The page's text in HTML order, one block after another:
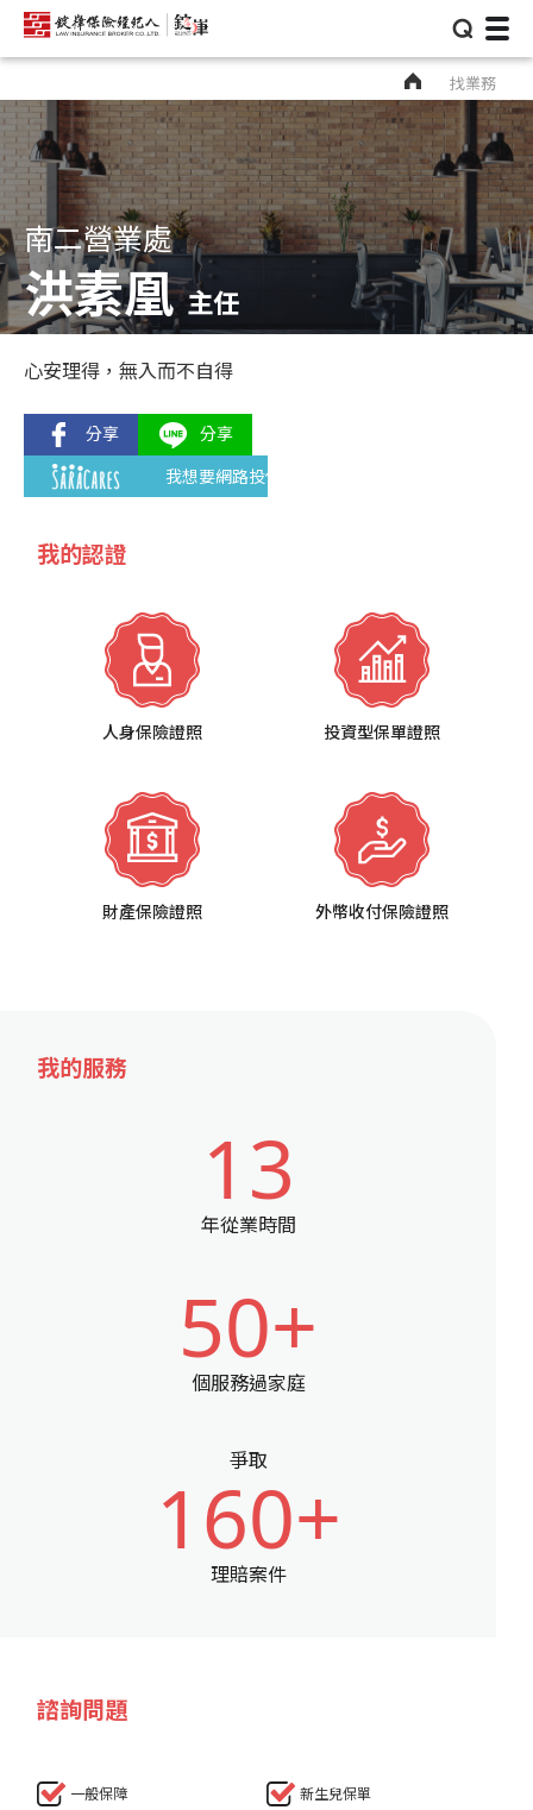
⌕
找業務
南二營業處
洪素凰 主任
心安理得，無入而不自得
我想要網路投保
我的認證
人身保險證照 投資型保單證照
財產保險證照 外幣收付保險證照
我的服務
13
年從業時間
50+
個服務過家庭
爭取
160+
理賠案件
諮詢問題
一般保障
新生兒保單